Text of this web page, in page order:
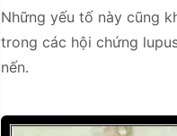
Những yếu tố này cũng
trong các hội chứng
nến.